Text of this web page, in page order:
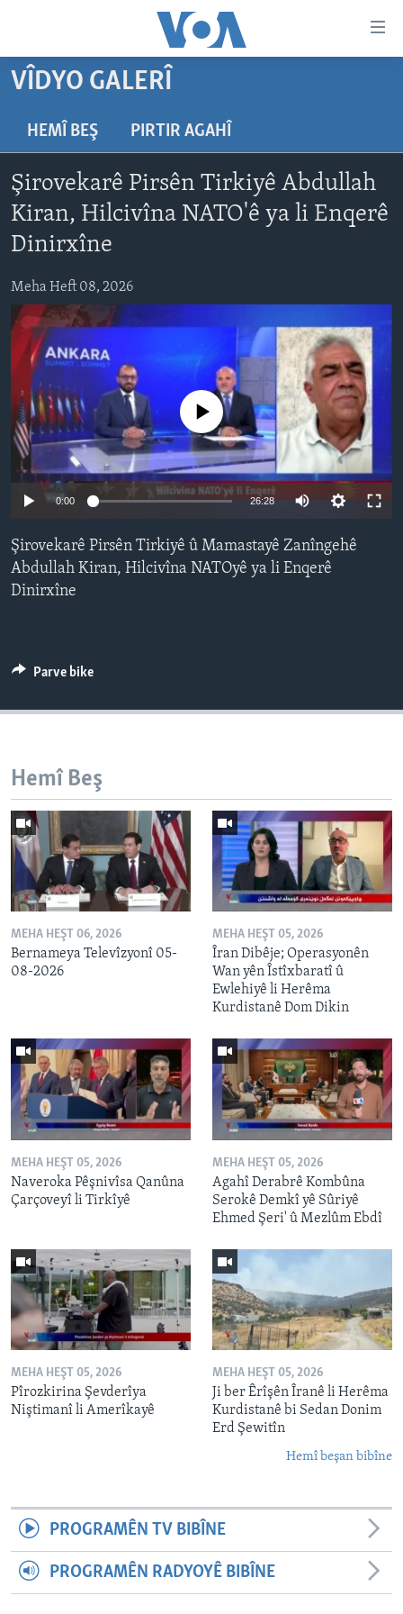
Yekser
here
naveroka
serekî
here
Malpera
Yekser
Lêgerînê
NÛÇE
FOTO GALERÎ
RADYO
AMERÎKA
TIRKÎYE
ÎRAQ
ÎRAN
ROJHILATA NAVÎN
CÎHAN
ÇAND Û HUNER
SERNIVÎS
SORANÎ
Learning English
FOLLOW US
Zimanên Din
VÎDYO GALERÎ
HEMÎ BEŞ PIRTIR AGAHÎ
Şirovekarê Pirsên Tirkiyê Abdullah
Kiran, Hilcivîna NATO'ê ya li Enqerê
Dinirxîne
Meha Heft 08, 2026
No media source currently available
0:00 26:28
360p
Şirovekarê Pirsên Tirkiyê û Mamastayê Zanîngehê
Abdullah Kiran, Hilcivîna NATOyê ya li Enqerê
Dinirxîne
Parve bike
Hemî Beş
MEHA HEŞT 06, 2026
Bernameya Televîzyonî 05-
08-2026
MEHA HEŞT 05, 2026
Îran Dibêje; Operasyonên
Wan yên Îstîxbaratî û
Ewlehiyê li Herêma
Kurdistanê Dom Dikin
MEHA HEŞT 05, 2026
Naveroka Pêşnivîsa Qanûna
Çarçoveyî li Tirkîyê
MEHA HEŞT 05, 2026
Agahî Derabrê Kombûna
Serokê Demkî yê Sûriyê
Ehmed Şeri' û Mezlûm Ebdî
MEHA HEŞT 05, 2026
Pîrozkirina Şevderîya
Niştimanî li Amerîkayê
MEHA HEŞT 05, 2026
Ji ber Êrîşên Îranê li Herêma
Kurdistanê bi Sedan Donim
Erd Şewitîn
Hemî beşan bibîne
PROGRAMÊN TV BIBÎNE
PROGRAMÊN RADYOYÊ BIBÎNE